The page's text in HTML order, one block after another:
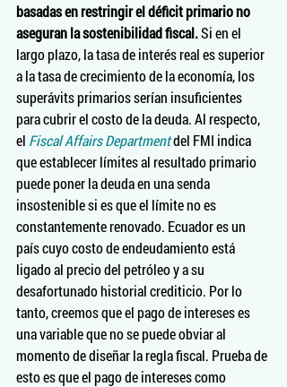
basadas en restringir el déficit primario no
aseguran la sostenibilidad fiscal. Si en el
largo plazo, la tasa de interés real es superior
a la tasa de crecimiento de la economía, los
superávits primarios serían insuficientes
para cubrir el costo de la deuda. Al respecto,
el Fiscal Affairs Department del FMI indica
que establecer límites al resultado primario
puede poner la deuda en una senda
insostenible si es que el límite no es
constantemente renovado. Ecuador es un
país cuyo costo de endeudamiento está
ligado al precio del petróleo y a su
desafortunado historial crediticio. Por lo
tanto, creemos que el pago de intereses es
una variable que no se puede obviar al
momento de diseñar la regla fiscal. Prueba de
esto es que el pago de intereses como